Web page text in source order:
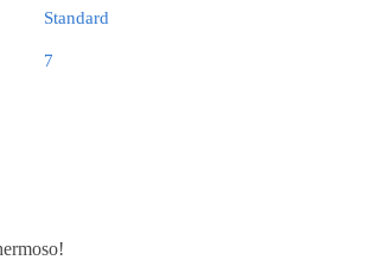
Standard
7